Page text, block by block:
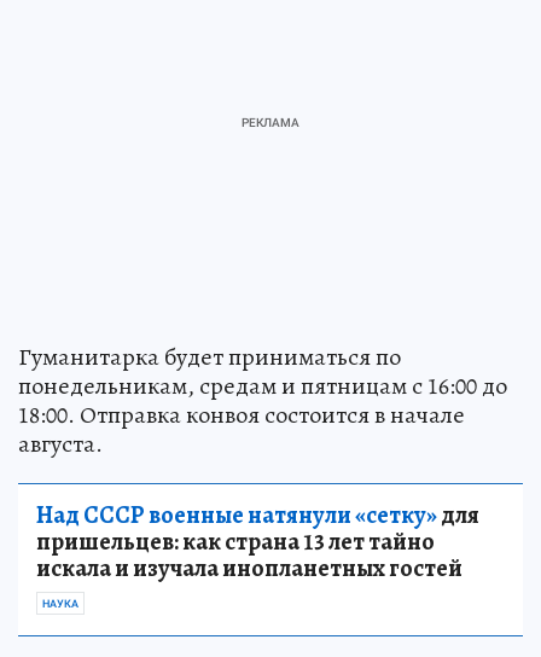
Гуманитарка будет приниматься по
понедельникам, средам и пятницам с 16:00 до
18:00. Отправка конвоя состоится в начале
августа.
Над СССР военные натянули «сетку»для
пришельцев: как страна 13 лет тайно
искала и изучала инопланетных гостей
НАУКА